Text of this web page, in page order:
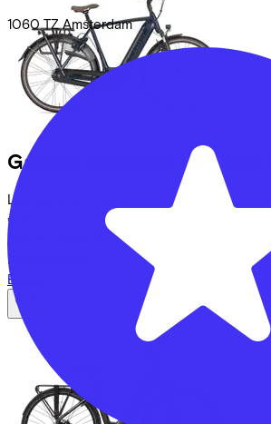
1060 TZ Amsterdam
Gazelle Grenoble C7+ LTD
Leaseprijs p/m vanaf
€70,11
Prijs
Bespaar
Bekijk